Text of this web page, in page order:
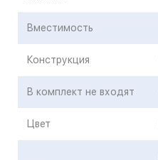
Вместимость
Конструкция
В комплект не входят
Цвет